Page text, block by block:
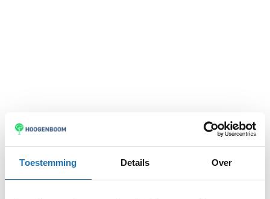
Toestemming Details Over